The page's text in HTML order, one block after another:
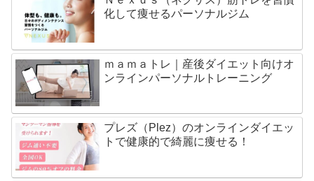
化して痩せるパーソナルジム
ｍａｍａトレ｜産後ダイエット向けオ
ンラインパーソナルトレーニング
プレズ（Plez）のオンラインダイエッ
トで健康的で綺麗に痩せる！